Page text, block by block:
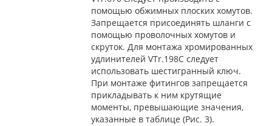
помощью обжимных плоских хомутов.
Запрещается присоединять шланги с
помощью проволочных хомутов и
скруток. Для монтажа хромированных
удлинителей VTr.198C следует
использовать шестигранный ключ.
При монтаже фитингов запрещается
прикладывать к ним крутящие
моменты, превышающие значения,
указанные в таблице (Рис. 3).